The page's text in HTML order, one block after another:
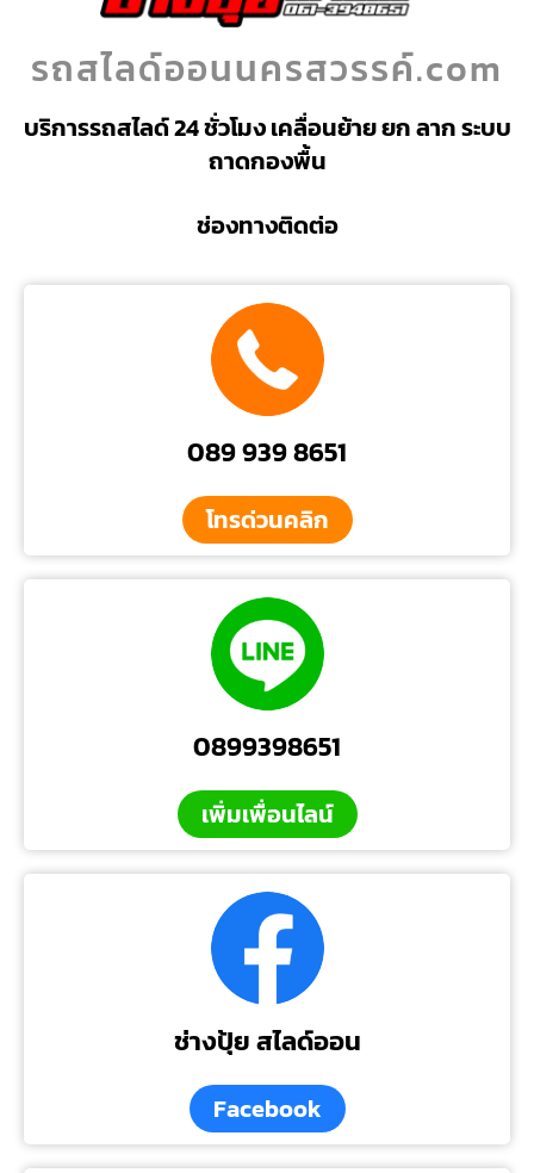
รถสไลด์ออนนครสวรรค์.com
บริการรถสไลด์ 24 ชั่วโมง เคลื่อนย้าย ยก ลาก ระบบ
ถาดกองพื้น
ช่องทางติดต่อ
089 939 8651
โทรด่วนคลิก
0899398651
เพิ่มเพื่อนไลน์
ช่างปุ้ย สไลด์ออน
Facebook